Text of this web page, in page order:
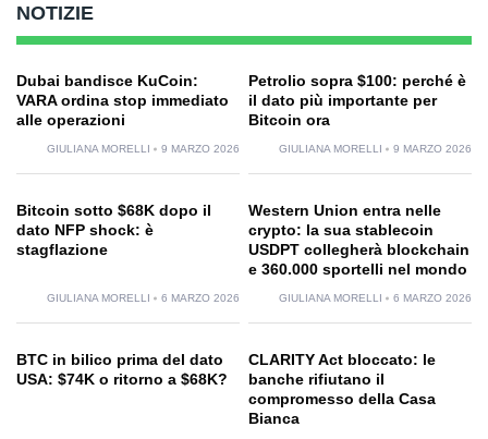
NOTIZIE
Dubai bandisce KuCoin:
VARA ordina stop immediato
alle operazioni
GIULIANA MORELLI 9 MARZO 2026
Petrolio sopra $100: perché è
il dato più importante per
Bitcoin ora
GIULIANA MORELLI 9 MARZO 2026
Bitcoin sotto $68K dopo il
dato NFP shock: è
stagflazione
GIULIANA MORELLI 6 MARZO 2026
Western Union entra nelle
crypto: la sua stablecoin
USDPT collegherà blockchain
e 360.000 sportelli nel mondo
GIULIANA MORELLI 6 MARZO 2026
BTC in bilico prima del dato
USA: $74K o ritorno a $68K?
CLARITY Act bloccato: le
banche rifiutano il
compromesso della Casa
Bianca